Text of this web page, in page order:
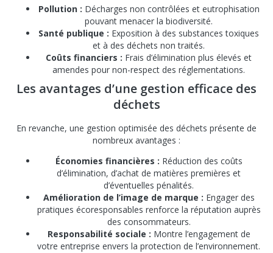
Pollution : Décharges non contrôlées et eutrophisation
pouvant menacer la biodiversité.
Santé publique : Exposition à des substances toxiques
et à des déchets non traités.
Coûts financiers : Frais d’élimination plus élevés et
amendes pour non-respect des réglementations.
Les avantages d’une gestion efficace des
déchets
En revanche, une gestion optimisée des déchets présente de
nombreux avantages :
Économies financières : Réduction des coûts
d’élimination, d’achat de matières premières et
d’éventuelles pénalités.
Amélioration de l’image de marque : Engager des
pratiques écoresponsables renforce la réputation auprès
des consommateurs.
Responsabilité sociale : Montre l’engagement de
votre entreprise envers la protection de l’environnement.